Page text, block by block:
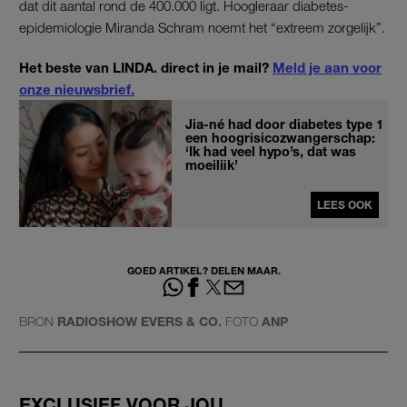
dat dit aantal rond de 400.000 ligt. Hoogleraar diabetes-
epidemiologie Miranda Schram noemt het “extreem zorgelijk”.
Het beste van LINDA. direct in je mail? Meld je aan voor
onze nieuwsbrief.
Jia-né had door diabetes type 1
een hoogrisicozwangerschap:
‘Ik had veel hypo’s, dat was
moeilijk’
LEES OOK
GOED ARTIKEL? DELEN MAAR.
BRON RADIOSHOW EVERS & CO. FOTO ANP